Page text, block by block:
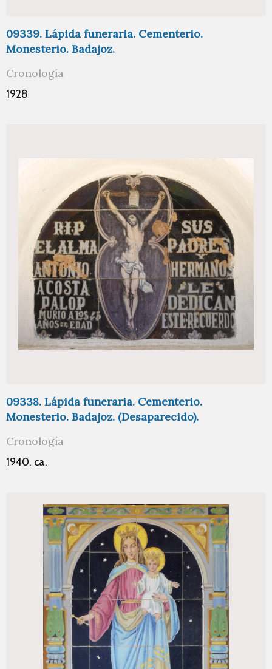
09339. Lápida funeraria. Cementerio.
Monesterio. Badajoz.
Cronología
1928
09338. Lápida funeraria. Cementerio.
Monesterio. Badajoz. (Desaparecido).
Cronología
1940. ca.